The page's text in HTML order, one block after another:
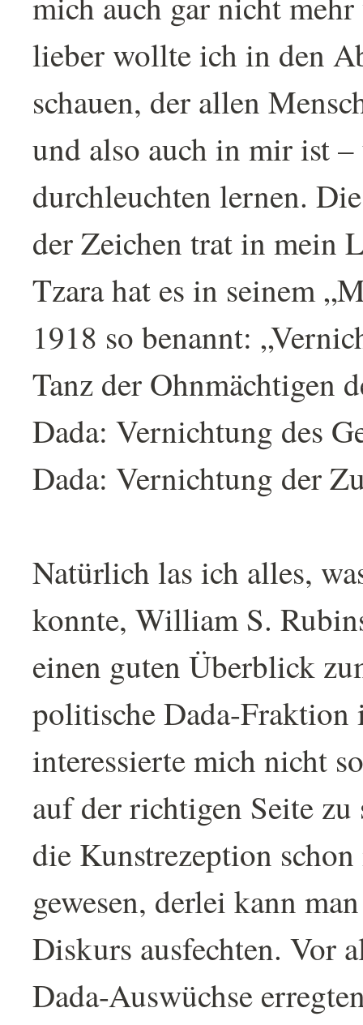
lieber wollte ich in den
schauen, der allen
und also auch in mir ist
durchleuchten lernen.
der Zeichen trat in mein
Tzara hat es in seinem
1918 so benannt:
Tanz der Ohnmächtigen
Dada: Vernichtung des
Dada: Vernichtung der
Natürlich las ich alles,
konnte, William S.
einen guten Überblick
politische Dada-
interessierte mich nicht
auf der richtigen Seite
die Kunstrezeption
gewesen, derlei kann
Diskurs ausfechten. Vor
Dada-Auswüchse